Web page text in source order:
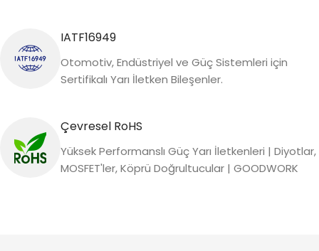
IATF16949
Otomotiv, Endüstriyel ve Güç Sistemleri için
Sertifikalı Yarı İletken Bileşenler.
Çevresel RoHS
Yüksek Performanslı Güç Yarı İletkenleri | Diyotlar,
MOSFET'ler, Köprü Doğrultucular | GOODWORK